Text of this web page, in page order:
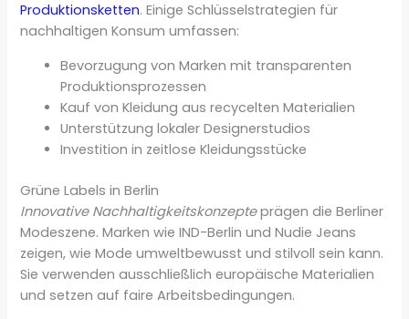
Produktionsketten. Einige Schlüsselstrategien für
nachhaltigen Konsum umfassen:
Bevorzugung von Marken mit transparenten
Produktionsprozessen
Kauf von Kleidung aus recycelten Materialien
Unterstützung lokaler Designerstudios
Investition in zeitlose Kleidungsstücke
Grüne Labels in Berlin
Innovative Nachhaltigkeitskonzepteprägen die Berliner
Modeszene. Marken wie IND-Berlin und Nudie Jeans
zeigen, wie Mode umweltbewusst und stilvoll sein kann.
Sie verwenden ausschließlich europäische Materialien
und setzen auf faire Arbeitsbedingungen.